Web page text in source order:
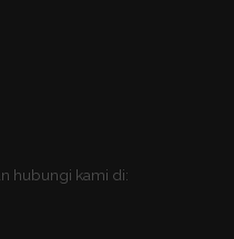
hubungi kami di: